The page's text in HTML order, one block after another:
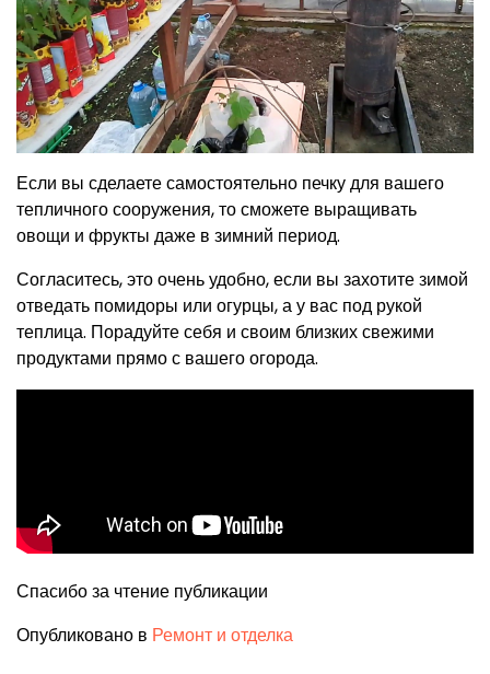
Если вы сделаете самостоятельно печку для вашего
тепличного сооружения, то сможете выращивать
овощи и фрукты даже в зимний период.
Согласитесь, это очень удобно, если вы захотите зимой
отведать помидоры или огурцы, а у вас под рукой
теплица. Порадуйте себя и своим близких свежими
продуктами прямо с вашего огорода.
Спасибо за чтение публикации
Опубликовано в Ремонт и отделка